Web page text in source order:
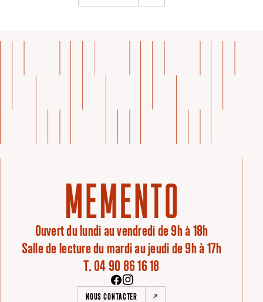
Ouvert du lundi au vendredi de 9h à 18h
Salle de lecture du mardi au jeudi de 9h à 17h
T. 04 90 86 16 18
NOUS CONTACTER